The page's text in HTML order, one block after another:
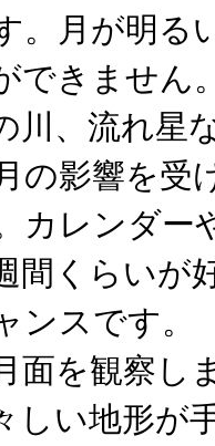
。月が明る
できません
川、流れ星
の影響を受
カレンダー
間くらいが
ンスです。
面を観察し
しい地形が